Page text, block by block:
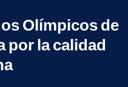
Olímpicos de
por la calidad